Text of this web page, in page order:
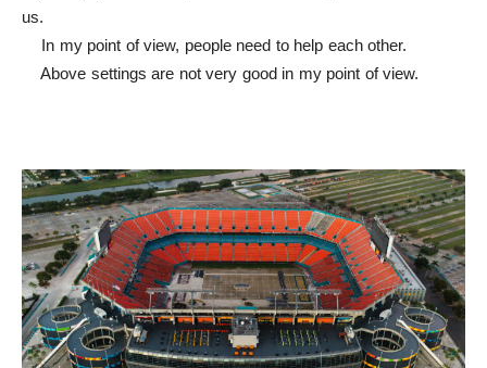
us.
In my point of view, people need to help each other.
Above settings are not very good in my point of view.